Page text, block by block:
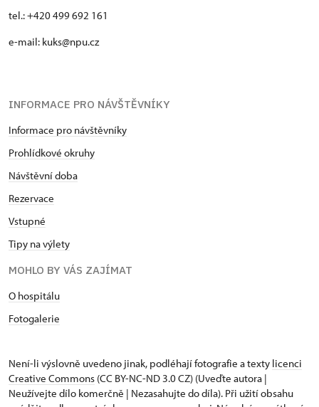
tel.: +420 499 692 161
e-mail: kuks@npu.cz
INFORMACE PRO NÁVŠTĚVNÍKY
Informace pro návštěvníky
Prohlídkové okruhy
Návštěvní doba
Rezervace
Vstupné
Tipy na výlety
MOHLO BY VÁS ZAJÍMAT
O hospitálu
Fotogalerie
Není-li výslovně uvedeno jinak, podléhají fotografie a texty licenci
Creative Commons (CC BY-NC-ND 3.0 CZ) (Uveďte autora |
Neužívejte dílo komerčně | Nezasahujte do díla). Při užití obsahu